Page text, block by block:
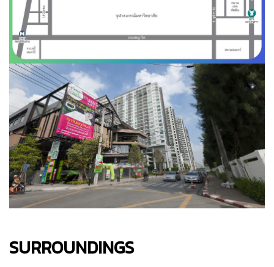
SURROUNDINGS